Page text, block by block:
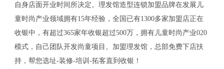
自身店面开业时间所决定。理发馆造型连锁加盟品牌在发展儿
童时尚产业领域拥有15年经验，全国已有1300多家加盟店正在
收银中，有超过365家年收银超过500万，拥有儿童时尚产业020
模式，自己团队开发尚童项目。加盟理发馆，总部免费下店扶
持，帮您选址-装修-培训-拓客直到收银！